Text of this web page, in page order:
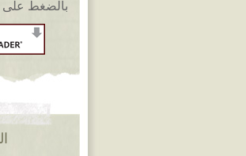
بالضغط على